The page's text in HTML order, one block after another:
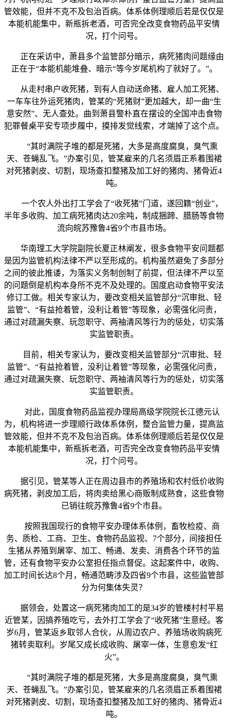
管效能，但并不克不及包治百病。体系体例理顺后若是仅仅是
本能机能集中，新瓶拆老酒，可否完全改变食物药品平安情
况，打个问号。
正在采访中，萧县多个监管部分暗示，病死猪肉问题缘由
正在于“本能机能堆叠、暗示“等今岁尾机构了就好了。”。
从走村串户收死猪，到有人自动送命猪、雇人加工死猪、
一车车往外运死猪肉，管某的“死猪财”更加越大，却一曲“生
意安然”、无人查处。曲到萧县警朴直在摆设的全国冲击食物
犯罪餐桌平安专项步履中，摸排发觉线索，才端掉了这个点。
“其时满院子堆的都是死猪，大多是高度腐臭，臭气熏
天、苍蝇乱飞。”办案引见，管某雇来的几名须眉正系着围裙
对死猪剥皮、切割，现场查扣整猪及加工好的猪肉、猪骨近4
吨。
一个农人外出打工学会了“收死猪”门道，遂回籍“创业”，
半年多收购、加工病死猪肉达20余吨，制成捆蹄、腊肠等食物
流向皖苏豫鲁4省9个市县市场。
华南理工大学院副院长夏正林阐发，很多食物平安问题都
是因为监管机构法律不严以至形成的。机构虽然避免了多部分
之间的彼此推诿，为落实义务制创制了前提，但法律不严以至
的问题倒是机构本身所不克不及处理的。国度启动食物平安法
修订工做。相关专家认为，要改变相关监管部分“沉审批、轻
监管”、“有益抢着管，没利让着管”等现象，必需强化问责，
通过对疏漏失察、玩忽职守、两袖清风等行为的惩处，切实落
实监管职责。
目前，相关专家认为，要改变相关监管部分“沉审批、轻
监管”、“有益抢着管，没利让着管”等现象，必需强化问责，
通过对疏漏失察、玩忽职守、两袖清风等行为的惩处，切实落
实监管职责。
对此，国度食物药品监视办理局高级学院院长江德元认
为，机构将进一步理顺行政体系体例，整合监管力量，提高监
管效能，但并不克不及包治百病。体系体例理顺后若是仅仅是
本能机能集中，新瓶拆老酒，可否完全改变食物药品平安情
况，打个问号。
据引见，管某等人正在周边县市的养殖场和农村低价收购
病死猪，剥皮加工后，将肉卖给黑心商贩制成熟食，这些食物
已销往皖苏豫鲁4省9个市县。
按照我国现行的食物平安办理体系体例，畜牧检疫、商
务、质检、工商、卫生、食物药品监视、7个部分，间接担任
生猪从养殖到屠宰、加工、畅通、发卖、消费各个环节的监
管，还有食物平安办公室担任指点督促。这起案件中，收购、
加工时间长达8个月，畅通范畴涉及四省9个市县，这些监管部
分为何集体失灵？
据领会，处置这一病死猪肉加工的是34岁的管楼村村平易
近管某，因搞养殖吃亏，去外打工学会了“收死猪”生意经。客
岁6月，管某返乡取邻人合伙，从周边农户、养殖场收购病死
猪转卖取利。岁尾又成长成收购、屠宰一体，生意愈发“红
火”。
“其时满院子堆的都是死猪，大多是高度腐臭，臭气熏
天、苍蝇乱飞。”办案引见，管某雇来的几名须眉正系着围裙
对死猪剥皮、切割，现场查扣整猪及加工好的猪肉、猪骨近4
吨。